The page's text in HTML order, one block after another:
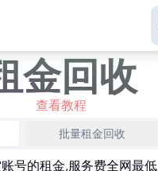
金回收
查看教程
批量租金回收
号的租金,服务费全网最低